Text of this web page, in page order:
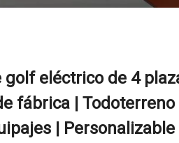
golf eléctrico de 4
fábrica | Todoterreno
| Personalizable